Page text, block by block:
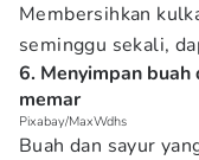
Membersihkan
seminggu sekali,
6. Menyimpan buah
memar
Pixabay/MaxWdhs
Buah dan sayur